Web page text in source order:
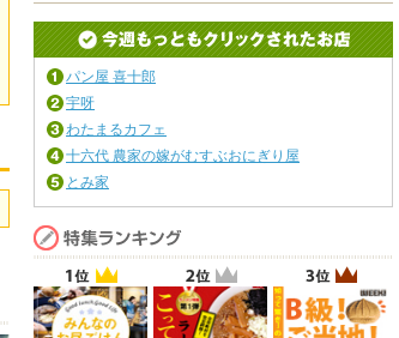
パン屋 喜十郎
宇呀
わたまるカフェ
十六代 農家の嫁がむすぶおにぎり屋
とみ家